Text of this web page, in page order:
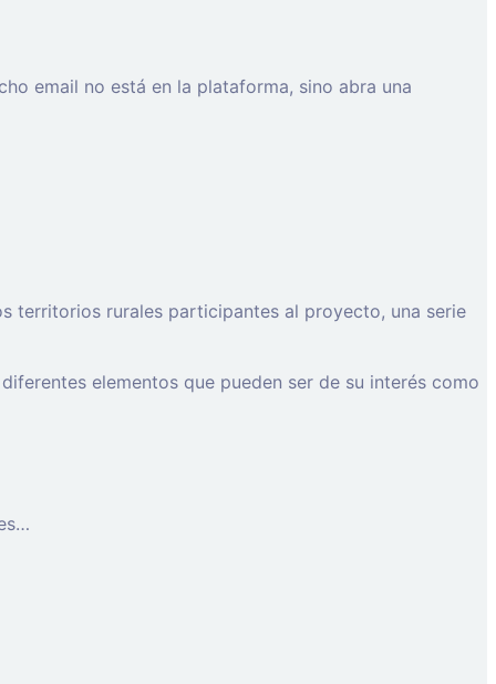
email no está en la plataforma, sino abra una
territorios rurales participantes al proyecto, una serie
elementos que pueden ser de su interés como